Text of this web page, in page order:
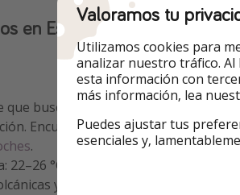
en España
que buscas para el Puente de Mayo
Encuentra chollos de todo
.
°C en mayo
y clima estable todo el año
Valoramos tu
Utilizamos cookies para
analizar nuestro tráfico. Al
esta información con
más información, lea
Puedes ajustar tus
esenciales y,